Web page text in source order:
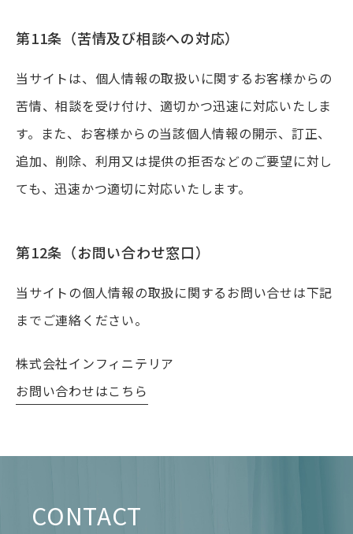
第11条（苦情及び相談への対応）
当サイトは、個人情報の取扱いに関するお客様からの
苦情、相談を受け付け、適切かつ迅速に対応いたしま
す。また、お客様からの当該個人情報の開示、訂正、
追加、削除、利用又は提供の拒否などのご要望に対し
ても、迅速かつ適切に対応いたします。
第12条（お問い合わせ窓口）
当サイトの個人情報の取扱に関するお問い合せは下記
までご連絡ください。
株式会社インフィニテリア
お問い合わせはこちら
CONTACT